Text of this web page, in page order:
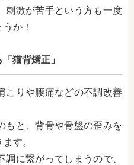
刺激が苦手という方も一度
か！
猫背矯正」
こりや腰痛などの不調改善
もと、背骨や骨盤の歪みを
す。
に繋がってしまうので、